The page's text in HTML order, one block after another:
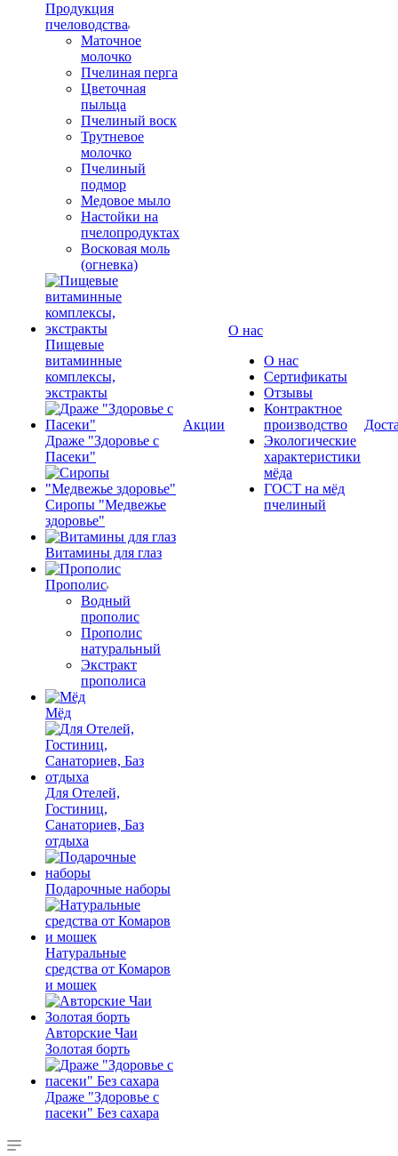
Продукция
пчеловодства
Маточное
молочко
Пчелиная перга
Цветочная
пыльца
Пчелиный воск
Трутневое
молочко
Пчелиный
подмор
Медовое мыло
Настойки на
пчелопродуктах
Восковая моль
(огневка)
Пищевые
витаминные
комплексы,
экстракты
Драже "Здоровье с
Пасеки"
Сиропы "Медвежье
здоровье"
Витамины для глаз
Прополис
Водный
прополис
Прополис
натуральный
Экстракт
прополиса
Мёд
Для Отелей,
Гостиниц,
Санаториев, Баз
отдыха
Подарочные наборы
Натуральные
средства от Комаров
и мошек
Авторские Чаи
Золотая борть
Драже "Здоровье с
пасеки" Без сахара
Акции
О нас
О нас
Сертификаты
Отзывы
Контрактное
производство
Экологические
характеристики
мёда
ГОСТ на мёд
пчелиный